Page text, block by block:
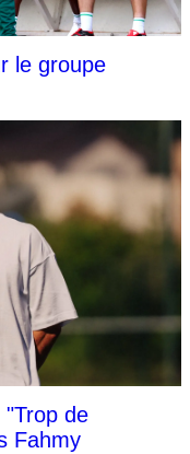
le groupe
"Trop de
Fahmy